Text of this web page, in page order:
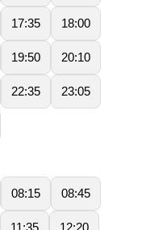
17:35 18:00
19:50 20:10
22:35 23:05
08:15 08:45